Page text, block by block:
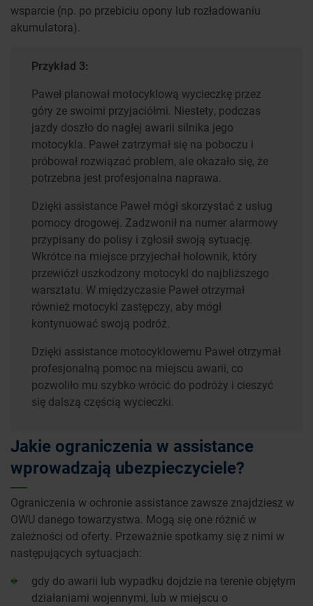
wsparcie (np. po przebiciu opony lub rozładowaniu
akumulatora).
Przykład 3:
Paweł planował motocyklową wycieczkę przez
góry ze swoimi przyjaciółmi. Niestety, podczas
jazdy doszło do nagłej awarii silnika jego
motocykla. Paweł zatrzymał się na poboczu i
próbował rozwiązać problem, ale okazało się, że
potrzebna jest profesjonalna naprawa.
Dzięki assistance Paweł mógł skorzystać z usług
pomocy drogowej. Zadzwonił na numer alarmowy
przypisany do polisy i zgłosił swoją sytuację.
Wkrótce na miejsce przyjechał holownik, który
przewiózł uszkodzony motocykl do najbliższego
warsztatu. W międzyczasie Paweł otrzymał
również motocykl zastępczy, aby mógł
kontynuować swoją podróż.
Dzięki assistance motocyklowemu Paweł otrzymał
profesjonalną pomoc na miejscu awarii, co
pozwoliło mu szybko wrócić do podróży i cieszyć
się dalszą częścią wycieczki.
Jakie ograniczenia w assistance
wprowadzają ubezpieczyciele?
Ograniczenia w ochronie assistance zawsze znajdziesz w
OWU danego towarzystwa. Mogą się one różnić w
zależności od oferty. Przeważnie spotkamy się z nimi w
następujących sytuacjach:
gdy do awarii lub wypadku dojdzie na terenie objętym
działaniami wojennymi, lub w miejscu o